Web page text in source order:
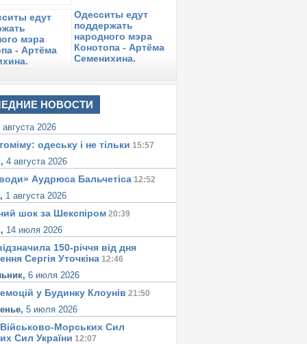
Одесситы едут
поддержать
народного мэра
Конотопа - Артёма
Семенихина.
НОВОСТИ
августа 2026
одеську i не тiльки 15:57
4 августа 2026
Аудрюса Бальчетiса 12:52
1 августа 2026
шок за Шекспіром 20:39
14 июля 2026
150-річчя від дня
Сергія Уточкіна 12:46
6 июля 2026
у Будинку Клоунів 21:50
5 июля 2026
Морських Сил
Сил України 12:07